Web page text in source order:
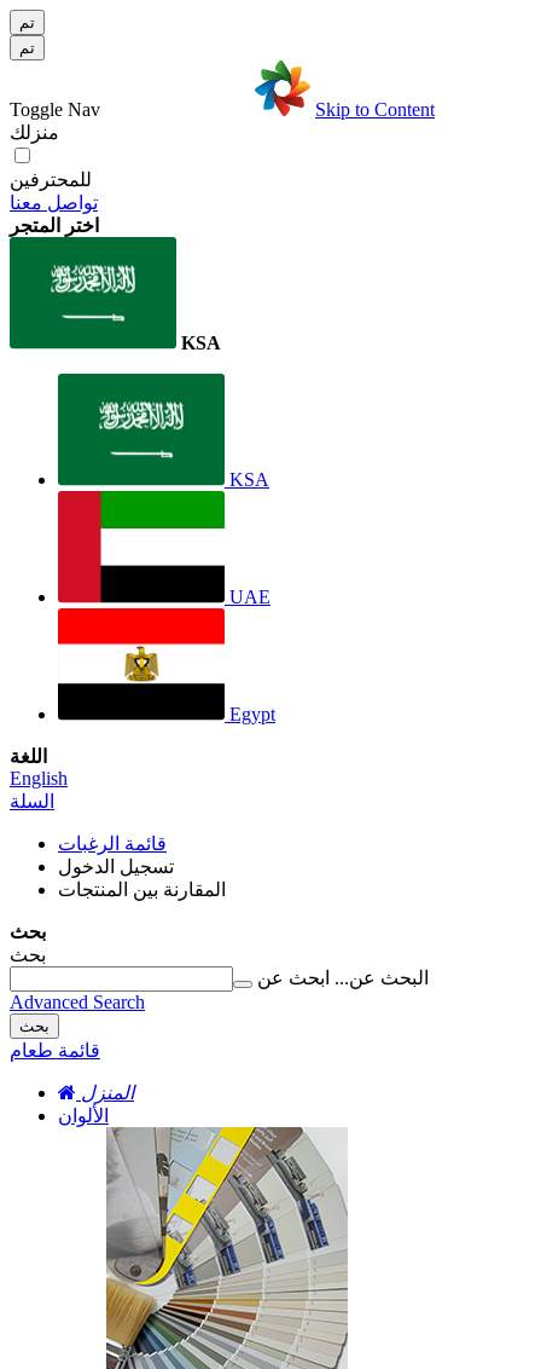
تم
تم
Toggle Nav
Skip to Content
منزلك
للمحترفين
تواصل معنا
اختر المتجر
KSA
KSA
UAE
Egypt
اللغة
English
السلة
قائمة الرغبات
تسجيل الدخول
المقارنة بين المنتجات
بحث
بحث
البحث عن... ابحث عن
Advanced Search
بحث
قائمة طعام
المنزل
الألوان